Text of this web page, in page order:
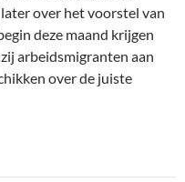
over het voorstel van
deze maand krijgen
arbeidsmigranten aan
over de juiste